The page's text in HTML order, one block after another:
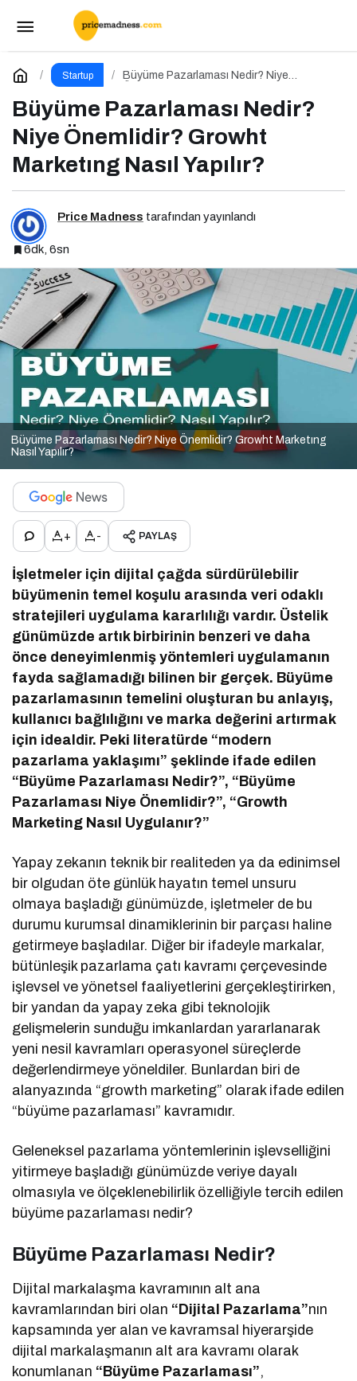
Startup
Büyüme Pazarlaması Nedir? Niye
Büyüme Pazarlaması Nedir?
Niye Önemlidir? Growht
Marketıng Nasıl Yapılır?
Price Madness tarafından yayınlandı
6dk, 6sn
Büyüme Pazarlaması Nedir? Niye Önemlidir? Growht Marketıng
Nasıl Yapılır?
+ - PAYLAŞ
İşletmeler için dijital çağda sürdürülebilir
büyümenin temel koşulu arasında veri odaklı
stratejileri uygulama kararlılığı vardır. Üstelik
günümüzde artık birbirinin benzeri ve daha
önce deneyimlenmiş yöntemleri uygulamanın
fayda sağlamadığı bilinen bir gerçek. Büyüme
pazarlamasının temelini oluşturan bu anlayış,
kullanıcı bağlılığını ve marka değerini artırmak
için idealdir. Peki literatürde “modern
pazarlama yaklaşımı” şeklinde ifade edilen
“Büyüme Pazarlaması Nedir?”, “Büyüme
Pazarlaması Niye Önemlidir?”, “Growth
Marketing Nasıl Uygulanır?”
Yapay zekanın teknik bir realiteden ya da edinimsel
bir olgudan öte günlük hayatın temel unsuru
olmaya başladığı günümüzde, işletmeler de bu
durumu kurumsal dinamiklerinin bir parçası haline
getirmeye başladılar. Diğer bir ifadeyle markalar,
bütünleşik pazarlama çatı kavramı çerçevesinde
işlevsel ve yönetsel faaliyetlerini gerçekleştirirken,
bir yandan da yapay zeka gibi teknolojik
gelişmelerin sunduğu imkanlardan yararlanarak
yeni nesil kavramları operasyonel süreçlerde
değerlendirmeye yöneldiler. Bunlardan biri de
alanyazında “growth marketing” olarak ifade edilen
“büyüme pazarlaması” kavramıdır.
Geleneksel pazarlama yöntemlerinin işlevselliğini
yitirmeye başladığı günümüzde veriye dayalı
olmasıyla ve ölçeklenebilirlik özelliğiyle tercih edilen
büyüme pazarlaması nedir?
Büyüme Pazarlaması Nedir?
Dijital markalaşma kavramının alt ana
kavramlarından biri olan “Dijital Pazarlama”nın
kapsamında yer alan ve kavramsal hiyerarşide
dijital markalaşmanın alt ara kavramı olarak
konumlanan “Büyüme Pazarlaması”,
Marka Oluşturma Nedir? Niye Önemlidir?
Marka Oluşturma Nasıl Yapılır?
Yorum Yap